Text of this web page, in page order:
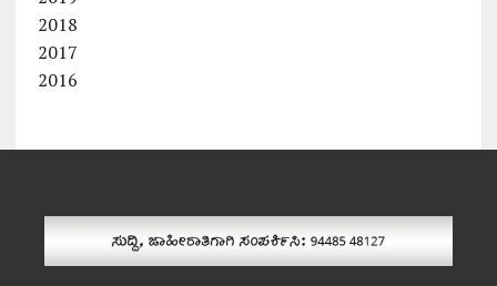
2018
2017
2016